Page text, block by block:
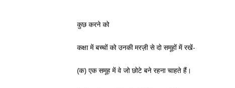
कुछ करने को
कक्षा में बच्चों को उनकी मरज़ी से दो समूहों में रखें-
(क) एक समूह में वे जो छोटे बने रहना चाहते हैं।